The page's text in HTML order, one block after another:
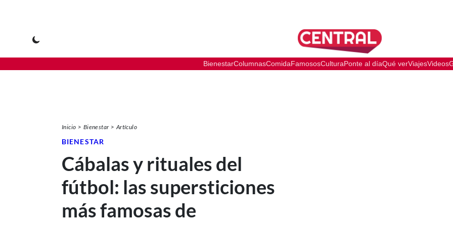
BienestarColumnasComidaFamososCulturaPonte al díaQué verViajesVideos
Inicio Bienestar Artículo
BIENESTAR
Cábalas y rituales del
fútbol: las supersticiones
más famosas de